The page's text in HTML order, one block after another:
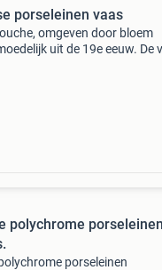
porseleinen vaas
omgeven door bloem
uit de 19e eeuw. De
polychrome porseleinen
porseleinen